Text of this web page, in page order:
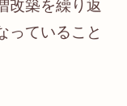
改築を繰り返
っていること